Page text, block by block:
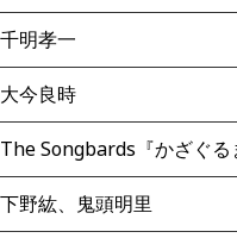
千明孝一
大今良時
The Songbards『かざぐる
下野紘、鬼頭明里